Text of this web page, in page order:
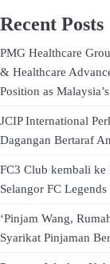
Recent Posts
PMG Healthcare
& Healthcare
Position as
JCIP International
Dagangan Bertaraf
FC3 Club kembali ke
Selangor FC Legends
‘Pinjam Wang,
Syarikat Pinjaman